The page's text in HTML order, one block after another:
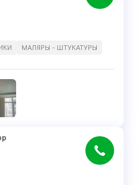
МАЛЯРЫ - ШТУКАТУРЫ